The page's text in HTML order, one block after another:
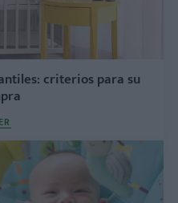
criterios para su